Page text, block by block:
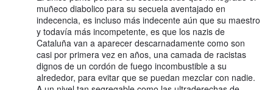
muñeco diabolico para su secuela aventajado en
indecencia, es incluso más indecente aún que su maestro
y todavía más incompetente, es que los nazis de
Cataluña van a aparecer descarnadamente como son
casi por primera vez en años, una camada de racistas
dignos de un cordón de fuego incombustible a su
alrededor, para evitar que se puedan mezclar con nadie.